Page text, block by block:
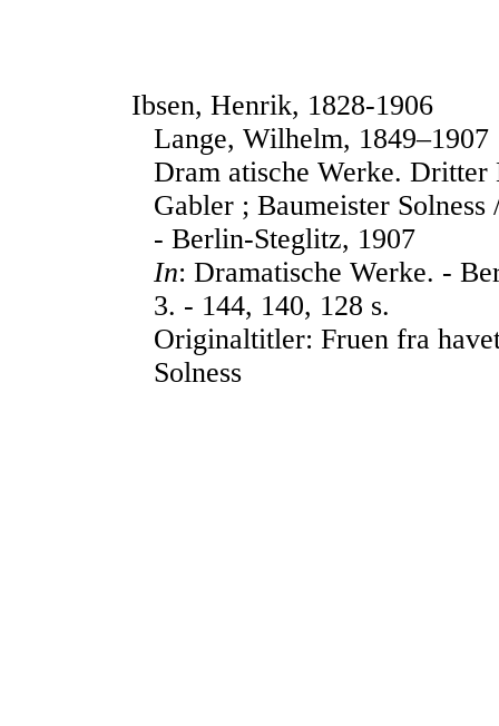
Ibsen, Henrik, 1828-1906
Lange, Wilhelm, 1849–1907
Dram atische Werke.
Gabler ; Baumeister
- Berlin-Steglitz, 1907
In: Dramatische Werke. -
3. - 144, 140, 128 s.
Originaltitler: Fruen fra
Solness